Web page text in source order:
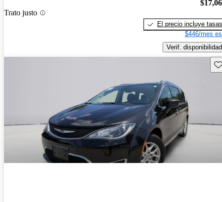
Trato justo
El precio incluye tasas
$446/mes
Verif. disponibilidad